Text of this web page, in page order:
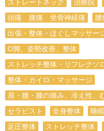
ストレートネック
治療院
頭痛 膝痛 坐骨神経痛
出張・整体・ほぐしマッサー
O脚、姿勢改善、整体
ストレッチ整体・リフレクソ
整体・カイロ・マッサージ
肩・腰・膝の痛み、冷え性、
セラピスト
全身整体 睡
足圧整体
ストレッチ整体